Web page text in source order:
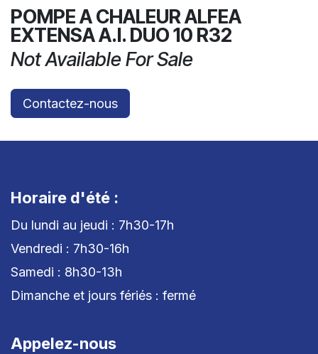
POMPE A CHALEUR ALFEA
EXTENSA A.I. DUO 10 R32
Not Available For Sale
Contactez-nous
Horaire d'été :
Du lundi au jeudi : 7h30-17h
Vendredi : 7h30-16h
Samedi : 8h30-13h
Dimanche et jours fériés : fermé
Appelez-nous